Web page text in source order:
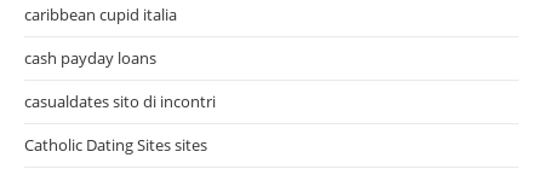
caribbean cupid italia
cash payday loans
casualdates sito di incontri
Catholic Dating Sites sites